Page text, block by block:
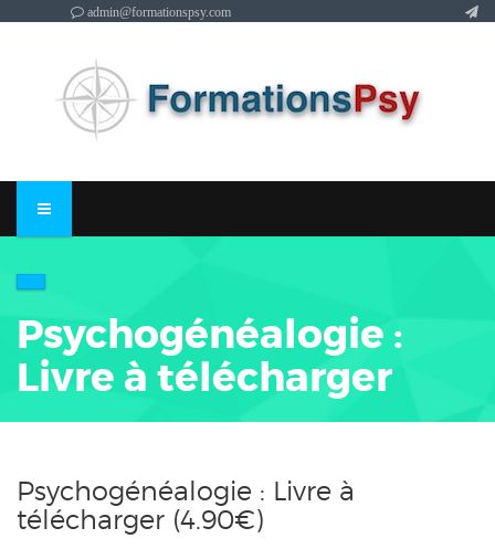
admin@formationspsy.com
Psychogénéalogie :
Livre à télécharger
Psychogénéalogie : Livre à
télécharger (4.90€)